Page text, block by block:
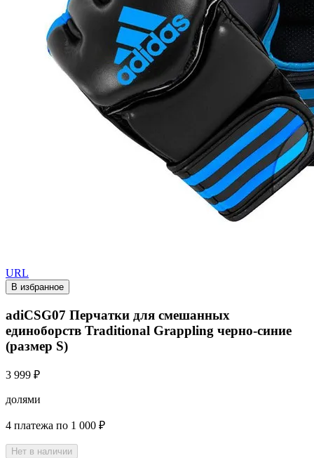
URL
В избранное
adiCSG07 Перчатки для смешанных
единоборств Traditional Grappling черно-синие
(размер S)
3 999 ₽
долями
4 платежа по 1 000 ₽
Нет в наличии